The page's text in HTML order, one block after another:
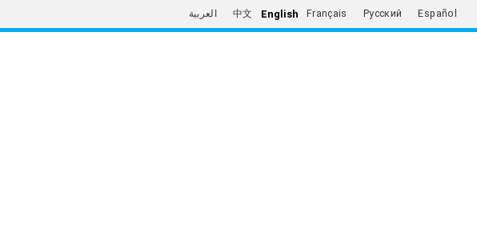
العربية 中文 English Français Русский Español